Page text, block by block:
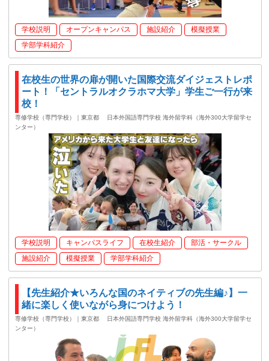
学校説明 オープンキャンパス 施設紹介
模擬授業
学部学科紹介
在校生の世界の扉が開いた国際交流ダイジェストレポ
ート！「セントラルオクラホマ大学」学生ご一行が来
校！
専修学校（専門学校）｜東京都
日本外国語専門学校 海外留学科（海外300大学留学セ
ンター）
学校説明 キャンパスライフ 在校生紹介
部活・サークル
施設紹介
模擬授業 学部学科紹介
【先生紹介★いろんな国のネイティブの先生編♪】一
緒に楽しく使いながら身につけよう！
専修学校（専門学校）｜東京都
日本外国語専門学校 海外留学科（海外300大学留学セ
ンター）